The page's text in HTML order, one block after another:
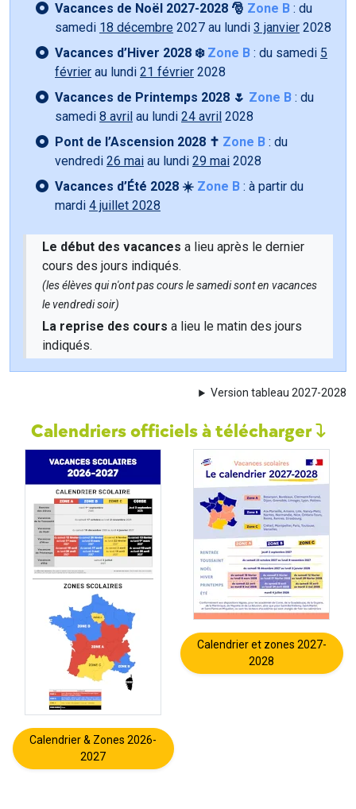
Vacances de Noël 2027-2028 🎅 Zone B : du
samedi 18 décembre 2027 au lundi 3 janvier 2028
Vacances d’Hiver 2028 ❄️ Zone B : du samedi 5
février au lundi 21 février 2028
Vacances de Printemps 2028 🌷 Zone B : du
samedi 8 avril au lundi 24 avril 2028
Pont de l’Ascension 2028 ✝️ Zone B : du
vendredi 26 mai au lundi 29 mai 2028
Vacances d’Été 2028 ☀️ Zone B : à partir du
mardi 4 juillet 2028
Le début des vacances a lieu après le dernier
cours des jours indiqués.
(les élèves qui n'ont pas cours le samedi sont en vacances
le vendredi soir)
La reprise des cours a lieu le matin des jours
indiqués.
Version tableau 2027-2028
Calendriers officiels à télécharger
Calendrier & Zones 2026-
2027
Calendrier et zones 2027-
2028